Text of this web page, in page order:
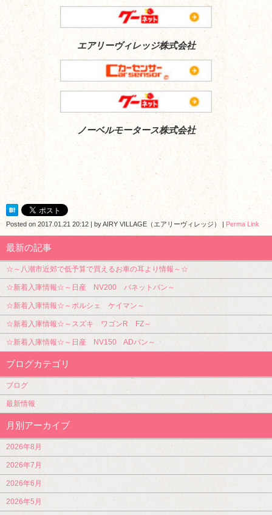
エアリーヴィレッジ株式会社
ノーベルモータース株式会社
Posted on 2017.01.21 20:12 byAIRY VILLAGE（エアリーヴィレッジ） Perma Link
最新の記事
☆～八潮市近郊で低予算で買えるお車の耳より情報～☆
☆新着入庫情報☆～日産 NV200 バネットバン～
☆新着入庫情報☆～ポルシェ ケイマン～
☆新着入庫情報☆～スズキ ワゴンR FZ～
☆新着入庫情報☆～日産 NV150 ADバン～
ブログカテゴリ
ブログ
最新情報
月別アーカイブ
2026年8月
2026年7月
2026年6月
2026年5月